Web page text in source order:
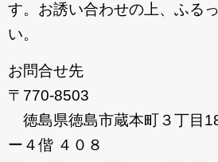
す。お誘い合わせの上、ふる
い。
お問合せ先
〒770-8503
徳島県徳島市蔵本町３丁目
ー４偕 ４０８